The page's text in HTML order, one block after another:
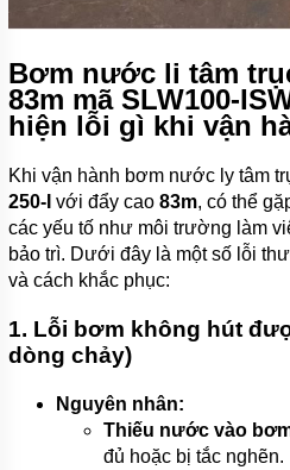
Bơm nước li tâm
83m mã SLW100-
hiện lỗi gì khi vận
Khi vận hành bơm nước ly tâm
250-I với đẩy cao 83m, có thể
các yếu tố như môi trường làm
bảo trì. Dưới đây là một số lỗi
và cách khắc phục:
1. Lỗi bơm không hút
dòng chảy)
Nguyên nhân:
Thiếu nước vào
đủ hoặc bị tắc nghẽn.